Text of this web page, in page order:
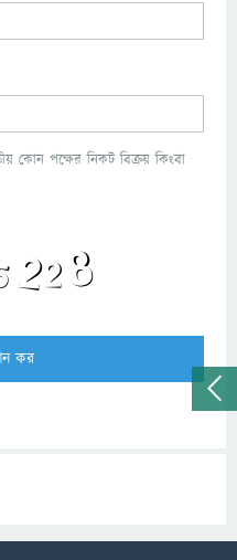
কোন পক্ষের নিকট বিক্রয় কিংবা